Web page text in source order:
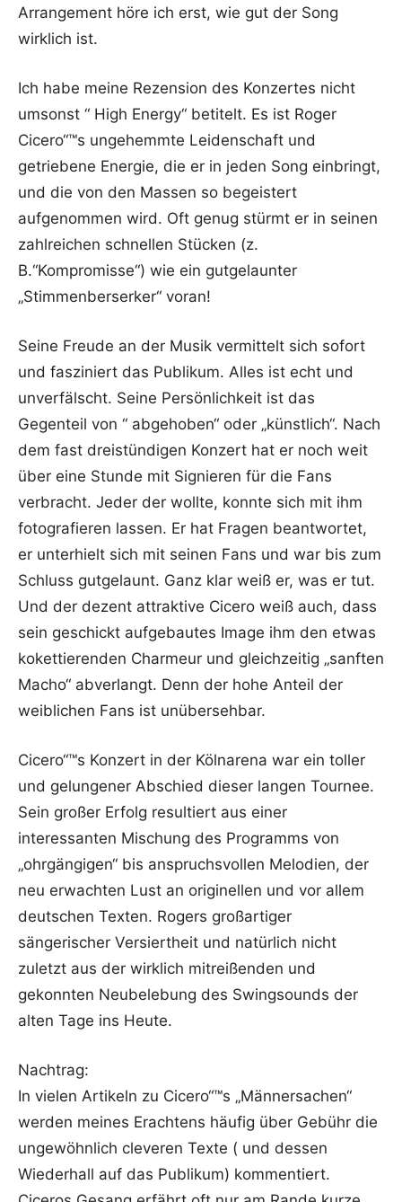
Arrangement höre ich erst, wie gut der Song
wirklich ist.
Ich habe meine Rezension des Konzertes nicht
umsonst “ High Energy“ betitelt. Es ist Roger
Cicero“™s ungehemmte Leidenschaft und
getriebene Energie, die er in jeden Song einbringt,
und die von den Massen so begeistert
aufgenommen wird. Oft genug stürmt er in seinen
zahlreichen schnellen Stücken (z.
B.“Kompromisse“) wie ein gutgelaunter
„Stimmenberserker“ voran!
Seine Freude an der Musik vermittelt sich sofort
und fasziniert das Publikum. Alles ist echt und
unverfälscht. Seine Persönlichkeit ist das
Gegenteil von “ abgehoben“ oder „künstlich“. Nach
dem fast dreistündigen Konzert hat er noch weit
über eine Stunde mit Signieren für die Fans
verbracht. Jeder der wollte, konnte sich mit ihm
fotografieren lassen. Er hat Fragen beantwortet,
er unterhielt sich mit seinen Fans und war bis zum
Schluss gutgelaunt. Ganz klar weiß er, was er tut.
Und der dezent attraktive Cicero weiß auch, dass
sein geschickt aufgebautes Image ihm den etwas
kokettierenden Charmeur und gleichzeitig „sanften
Macho“ abverlangt. Denn der hohe Anteil der
weiblichen Fans ist unübersehbar.
Cicero“™s Konzert in der Kölnarena war ein toller
und gelungener Abschied dieser langen Tournee.
Sein großer Erfolg resultiert aus einer
interessanten Mischung des Programms von
„ohrgängigen“ bis anspruchsvollen Melodien, der
neu erwachten Lust an originellen und vor allem
deutschen Texten. Rogers großartiger
sängerischer Versiertheit und natürlich nicht
zuletzt aus der wirklich mitreißenden und
gekonnten Neubelebung des Swingsounds der
alten Tage ins Heute.
Nachtrag:
In vielen Artikeln zu Cicero“™s „Männersachen“
werden meines Erachtens häufig über Gebühr die
ungewöhnlich cleveren Texte ( und dessen
Wiederhall auf das Publikum) kommentiert.